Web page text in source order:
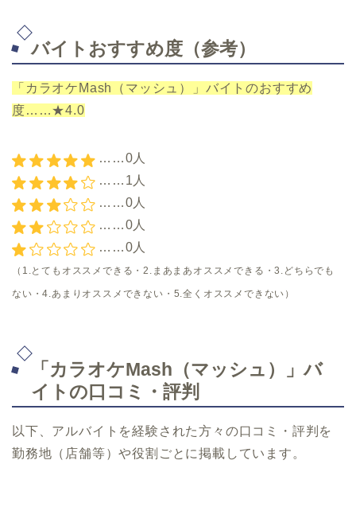
バイトおすすめ度（参考）
「カラオケMash（マッシュ）」バイトのおすすめ
度……★4.0
……0人
……1人
……0人
……0人
……0人
（1.とてもオススメできる・2.まあまあオススメできる・3.どちらでも
ない・4.あまりオススメできない・5.全くオススメできない）
「カラオケMash（マッシュ）」バ
イトの口コミ・評判
以下、アルバイトを経験された方々の口コミ・評判を
勤務地（店舗等）や役割ごとに掲載しています。